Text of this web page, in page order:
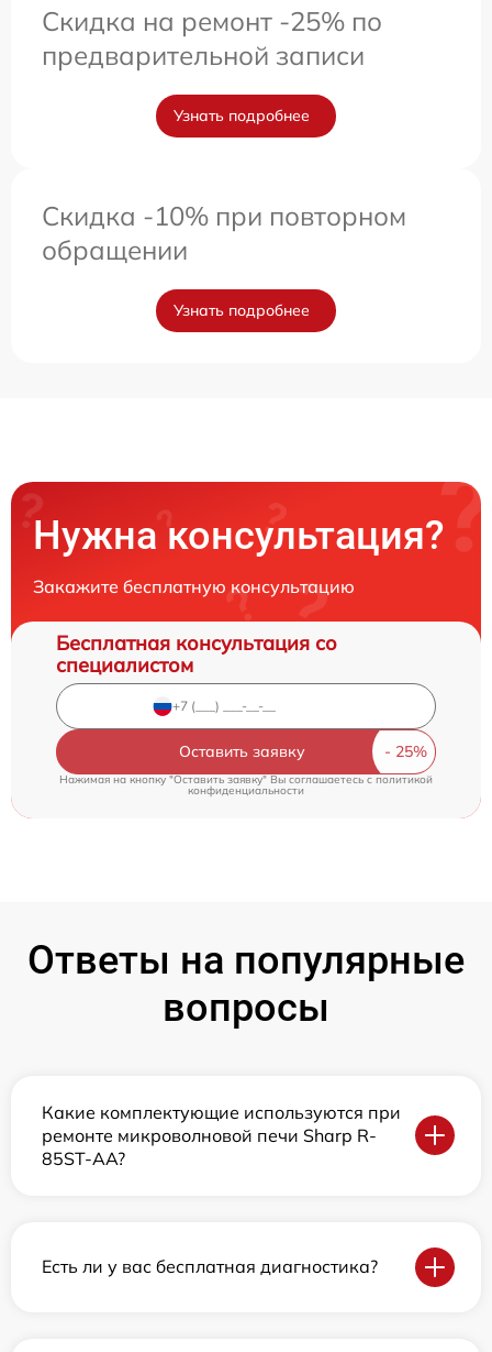
Скидка на ремонт -25% по
предварительной записи
Узнать подробнее
Скидка -10% при повторном
обращении
Узнать подробнее
Нужна консультация?
Закажите бесплатную консультацию
Бесплатная консультация со
специалистом
Оставить заявку
Нажимая на кнопку "Оставить заявку" Вы соглашаетесь cполитикой
конфиденциальности
Ответы на популярные
вопросы
Какие комплектующие используются при
ремонте микроволновой печи Sharp R-
85ST-AA?
Есть ли у вас бесплатная диагностика?